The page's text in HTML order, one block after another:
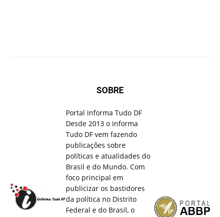
SOBRE
Portal Informa Tudo DF
Desde 2013 o Informa
Tudo DF vem fazendo
publicações sobre
políticas e atualidades do
Brasil e do Mundo. Com
foco principal em
publicizar os bastidores
da política no Distrito
Federal e do Brasil, o